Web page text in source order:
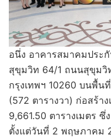
อนึ่ง อาคารสมาคมประ
สุขุมวิท 64/1 ถนนสุขุมวิ
กรุงเทพฯ 10260 บนพื้น
(572 ตารางวา) ก่อสร้า
9,661.50 ตารางเมตร
ตั้งแต่วันที่ 2 พฤษภาคม